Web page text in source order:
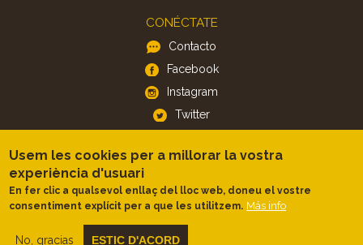
CONÉCTATE
Contacto
Facebook
Instagram
Twitter
APP
iOS
Android
Usem les cookies per a millorar la vostra
experiència d'usuari
En fer clic a qualsevol enllaç del lloc web, doneu el vostre
consentiment explícit per a que les utilitzem. Más info
No, gracias ESTIC D'ACORD